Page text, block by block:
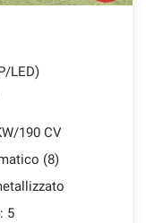
LED)
190 CV
(8)
5